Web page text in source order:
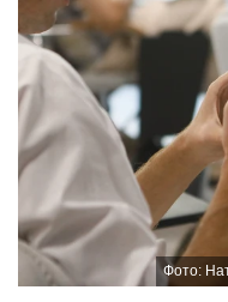
Фото: